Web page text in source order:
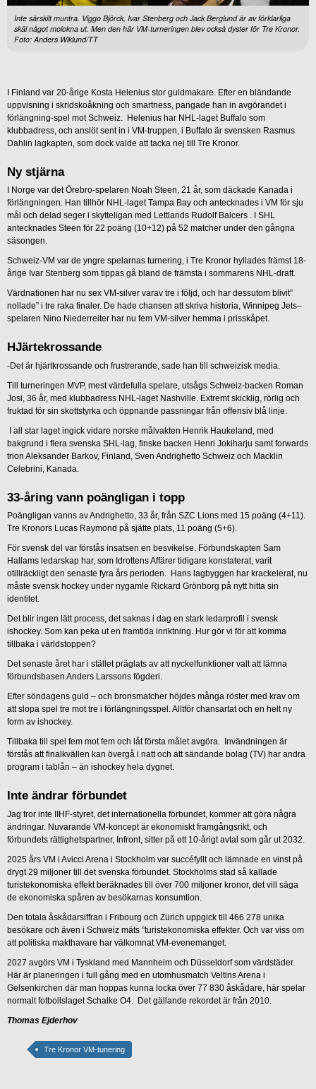
Inte särskilt muntra. Viggo Björck, Ivar Stenberg och Jack Berglund är av förklarliga
skäl något molokna ut. Men den här VM-turneringen blev också dyster för Tre Kronor.
Foto: Anders Wiklund/TT
I Finland var 20-årige Kosta Helenius stor guldmakare. Efter en bländande
uppvisning i skridskoåkning och smartness, pangade han in avgörandet i
förlängning-spel mot Schweiz. Helenius har NHL-laget Buffalo som
klubbadress, och anslöt sent in i VM-truppen, i Buffalo är svensken Rasmus
Dahlin lagkapten, som dock valde att tacka nej till Tre Kronor.
Ny stjärna
I Norge var det Örebro-spelaren Noah Steen, 21 år, som däckade Kanada i
förlängningen. Han tillhör NHL-laget Tampa Bay och antecknades i VM för sju
mål och delad seger i skytteligan med Lettlands Rudolf Balcers . I SHL
antecknades Steen för 22 poäng (10+12) på 52 matcher under den gångna
säsongen.
Schweiz-VM var de yngre spelarnas turnering, i Tre Kronor hyllades främst 18-
årige Ivar Stenberg som tippas gå bland de främsta i sommarens NHL-draft.
Värdnationen har nu sex VM-silver varav tre i följd, och har dessutom blivit”
nollade” i tre raka finaler. De hade chansen att skriva historia, Winnipeg Jets–
spelaren Nino Niederreiter har nu fem VM-silver hemma i prisskåpet.
HJärtekrossande
-Det är hjärtkrossande och frustrerande, sade han till schweizisk media.
Till turneringen MVP, mest värdefulla spelare, utsågs Schweiz-backen Roman
Josi, 36 år, med klubbadress NHL-laget Nashville. Extremt skicklig, rörlig och
fruktad för sin skottstyrka och öppnande passningar från offensiv blå linje.
I all star laget ingick vidare norske målvakten Henrik Haukeland, med
bakgrund i flera svenska SHL-lag, finske backen Henri Jokiharju samt forwards
trion Aleksander Barkov, Finland, Sven Andrighetto Schweiz och Macklin
Celebrini, Kanada.
33-åring vann poängligan i topp
Poängligan vanns av Andrighetto, 33 år, från SZC Lions med 15 poäng (4+11).
Tre Kronors Lucas Raymond på sjätte plats, 11 poäng (5+6).
För svensk del var förstås insatsen en besvikelse. Förbundskapten Sam
Hallams ledarskap har, som Idrottens Affärer tidigare konstaterat, varit
otillräckligt den senaste fyra års perioden. Hans lagbyggen har krackelerat, nu
måste svensk hockey under nygamle Rickard Grönborg på nytt hitta sin
identitet.
Det blir ingen lätt process, det saknas i dag en stark ledarprofil i svensk
ishockey. Som kan peka ut en framtida inriktning. Hur gör vi för att komma
tillbaka i världstoppen?
Det senaste året har i stället präglats av att nyckelfunktioner valt att lämna
förbundsbasen Anders Larssons fögderi.
Efter söndagens guld – och bronsmatcher höjdes många röster med krav om
att slopa spel tre mot tre i förlängningsspel. Alltför chansartat och en helt ny
form av ishockey.
Tillbaka till spel fem mot fem och låt första målet avgöra. Invändningen är
förstås att finalkvällen kan övergå i natt och att sändande bolag (TV) har andra
program i tablån – än ishockey hela dygnet.
Inte ändrar förbundet
Jag tror inte IIHF-styret, det internationella förbundet, kommer att göra några
ändringar. Nuvarande VM-koncept är ekonomiskt framgångsrikt, och
förbundets rättighetspartner, Infront, sitter på ett 10-årigt avtal som går ut 2032.
2025 års VM i Avicci Arena i Stockholm var succéfyllt och lämnade en vinst på
drygt 29 miljoner till det svenska förbundet. Stockholms stad så kallade
turistekonomiska effekt beräknades till över 700 miljoner kronor, det vill säga
de ekonomiska spåren av besökarnas konsumtion.
Den totala åskådarsiffran i Fribourg och Zürich uppgick till 466 278 unika
besökare och även i Schweiz mäts ”turistekonomiska effekter. Och var viss om
att politiska makthavare har välkomnat VM-evenemanget.
2027 avgörs VM i Tyskland med Mannheim och Düsseldorf som värdstäder.
Här är planeringen i full gång med en utomhusmatch Veltins Arena i
Gelsenkirchen där man hoppas kunna locka över 77 830 åskådare, här spelar
normalt fotbollslaget Schalke O4. Det gällande rekordet är från 2010.
Thomas Ejderhov
Tre Kronor VM-tunering